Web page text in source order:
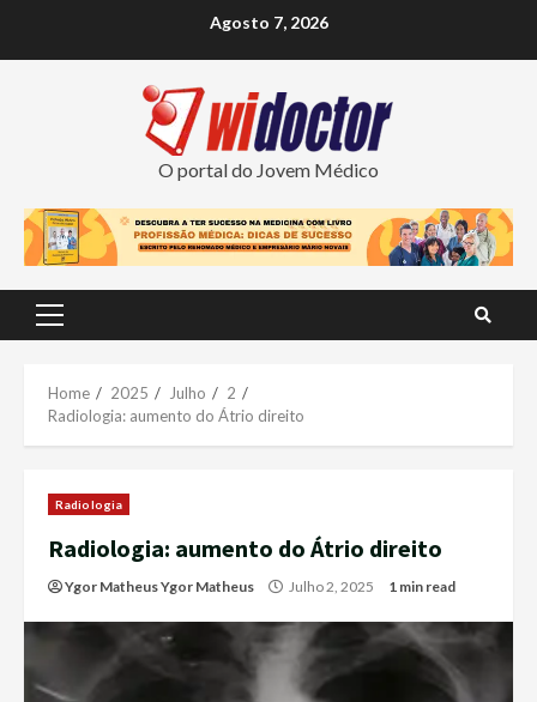
Agosto 7, 2026
O portal do Jovem Médico
Primary
Home 2025 Julho
2
Radiologia: aumento do Átrio direito
Radiologia
Radiologia: aumento do Átrio direito
Ygor Matheus Ygor Matheus Julho 2, 2025 1 min read